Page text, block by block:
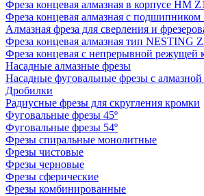
Фреза концевая алмазная в корпусе НМ
Фреза концевая алмазная с
Алмазная фреза для сверления и
Фреза концевая алмазная тип NESTING
Фреза концевая с непрерывной
Насадные алмазные фрезы
Насадные фуговальные фрезы с
Дробилки
Радиусные фрезы для скругления кромки
Фуговальные фрезы 45º
Фуговальные фрезы 54º
Фрезы спиральные монолитные
Фрезы чистовые
Фрезы черновые
Фрезы сферические
Фрезы комбинированные